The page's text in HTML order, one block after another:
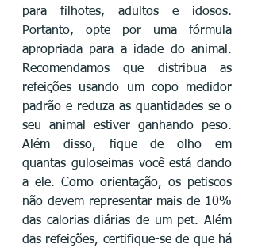
para filhotes, adultos e idosos.
Portanto, opte por uma fórmula
apropriada para a idade do animal.
Recomendamos que distribua as
refeições usando um copo medidor
padrão e reduza as quantidades se o
seu animal estiver ganhando peso.
Além disso, fique de olho em
quantas guloseimas você está dando
a ele. Como orientação, os petiscos
não devem representar mais de 10%
das calorias diárias de um pet. Além
das refeições, certifique-se de que há